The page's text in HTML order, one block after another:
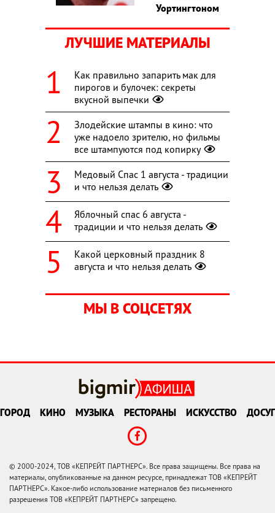
Уортингтоном
ЛУЧШИЕ МАТЕРИАЛЫ
Как правильно запарить мак для
пирогов и булочек: секреты
вкусной выпечки
Злодейские штампы в кино: что
уже надоело зрителю, но фильмы
все штампуются под копирку
Медовый Спас 1 августа - традиции
и что нельзя делать
Яблочный спас 6 августа -
традиции и что нельзя делать
Какой церковный праздник 8
августа и что нельзя делать
МЫ В СОЦСЕТЯХ
ГОРОД КИНО МУЗЫКА РЕСТОРАНЫ ИСКУССТВО ДОСУГ
© 2000-2024, ТОВ «КЕПРЕЙТ ПАРТНЕРС». Все права защищены. Все права на
материалы, опубликованные на данном ресурсе, принадлежат ТОВ «КЕПРЕЙТ
ПАРТНЕРС». Какое-либо использование материалов без письменного
разрешения ТОВ «КЕПРЕЙТ ПАРТНЕРС» запрещено.